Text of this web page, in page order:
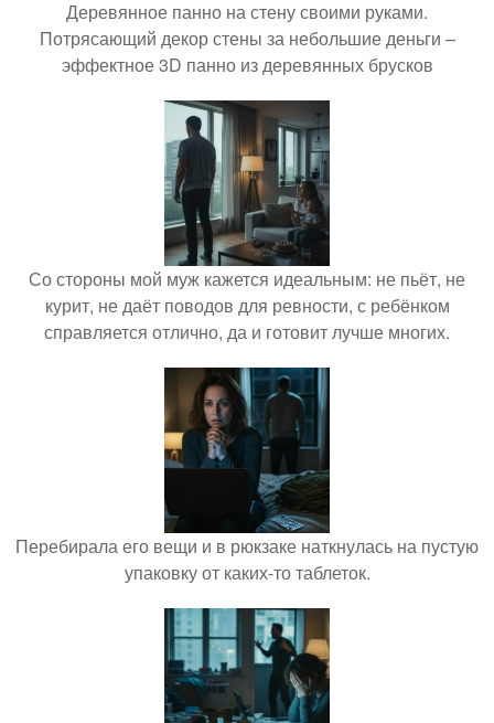
Деревянное панно на стену своими руками.
Потрясающий декор стены за небольшие деньги –
эффектное 3D панно из деревянных брусков
Со стороны мой муж кажется идеальным: не пьёт, не
курит, не даёт поводов для ревности, с ребёнком
справляется отлично, да и готовит лучше многих.
Перебирала его вещи и в рюкзаке наткнулась на пустую
упаковку от каких-то таблеток.